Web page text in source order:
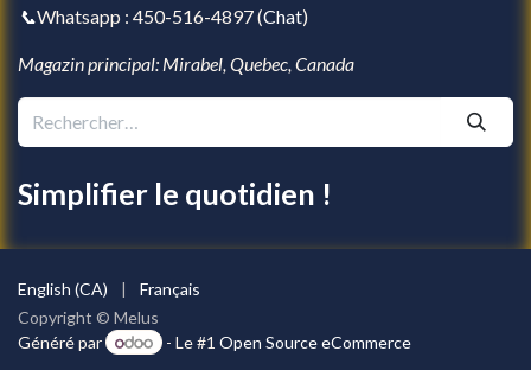
📞Whatsapp : 450-516-4897 (Chat)
Magazin principal: Mirabel, Quebec, Canada
Simplifier le quotidien !
Copyright © Melus
English (CA) | Français
Généré par - Le #1Open Source eCommerce